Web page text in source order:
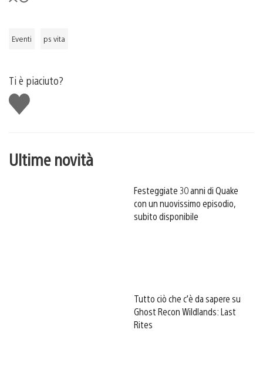
Eventi ps vita
Ti è piaciuto?
Mi
piace
Ultime novità
Festeggiate 30 anni di Quake
con un nuovissimo episodio,
subito disponibile
Tutto ciò che c’è da sapere su
Ghost Recon Wildlands: Last
Rites